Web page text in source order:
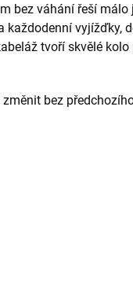
bez váhání řeší málo
každodenní vyjížďky,
tvoří skvělé kolo
bez